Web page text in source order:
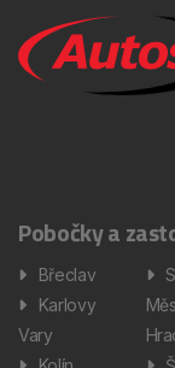
Pobočky a
Břeclav
Karlovy
Vary